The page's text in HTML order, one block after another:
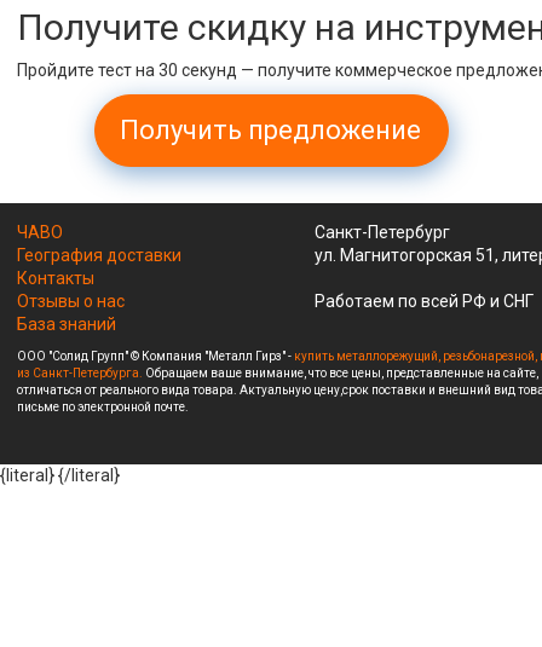
Получите скидку на
Пройдите тест на 30 секунд — получите коммерческое
Получить предложение
ЧАВО
География доставки
Контакты
Отзывы о нас
База знаний
Санкт-Петербург
ул. Магнитогорская 51,
Работаем по всей РФ и СНГ
ООО "Солид Групп" © Компания "Металл Гирз" - купить металлорежущий,
из Санкт-Петербурга. Обращаем ваше внимание, что все цены, представленные на
отличаться от реального вида товара. Актуальную цену,срок поставки и внешний вид
письме по электронной почте.
{literal}{/literal}